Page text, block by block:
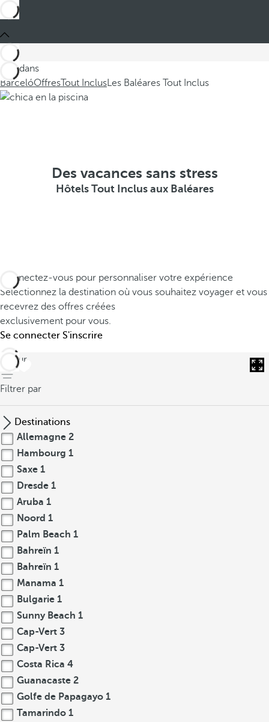
Ces dans
BarcelóOffresTout InclusLes Baléares Tout Inclus
Des vacances sans stress
Hôtels Tout Inclus aux Baléares
Connectez-vous pour personnaliser votre expérience
Sélectionnez la destination où vous souhaitez voyager et vous
recevrez des offres créées
exclusivement pour vous.
Se connecter S'inscrire
retour
Filtrer par
Destinations
Allemagne 2
Hambourg 1
Saxe 1
Dresde 1
Aruba 1
Noord 1
Palm Beach 1
Bahreïn 1
Bahreïn 1
Manama 1
Bulgarie 1
Sunny Beach 1
Cap-Vert 3
Cap-Vert 3
Costa Rica 4
Guanacaste 2
Golfe de Papagayo 1
Tamarindo 1